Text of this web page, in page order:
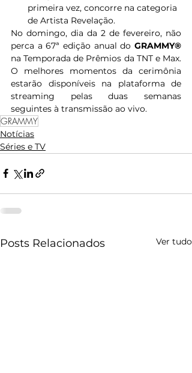
primeira vez, concorre na categoria
de Artista Revelação.
No domingo, dia da 2 de fevereiro, não
perca a 67ª edição anual do GRAMMY®
na Temporada de Prêmios da TNT e Max.
O melhores momentos da cerimônia
estarão disponíveis na plataforma de
streaming pelas duas semanas
seguintes à transmissão ao vivo.
GRAMMY
Notícias
Séries e TV
Posts Relacionados Ver tudo